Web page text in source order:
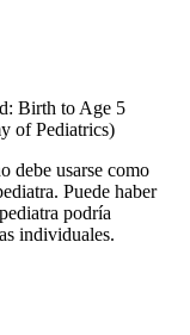
Birth to Age 5
of Pediatrics)
debe usarse como
Puede haber
podría
individuales.